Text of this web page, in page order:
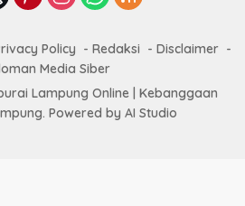
Policy Redaksi
Disclaimer
Media Siber
Lampung Online | Kebanggaan
Powered by AI Studio